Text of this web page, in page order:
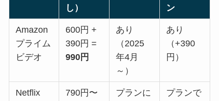
し）
ン
Amazon
プライム
ビデオ
600円 +
390円 =
990円
あり
（2025
年4月
～）
あり
（+390
円）
Netflix
790円〜
プランに
プランで